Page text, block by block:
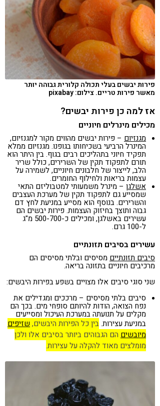
פירות יבשים בעלי תכולה קלורית גבוהה יותר
מאשר פירות טריים. צילום: pixabay
אז למה כן פירות יבשים?
מכילים מינרלים חיוניים
מגנזיום – פירות יבשים מהווים מקור למגנזיום,
המינרל הרביעי בשכיחותו בגופנו. מגנזיום ממלא
תפקיד חיוני בתהליכים רבים בגוף. בין היתר הוא
תורם לתפקוד תקין של השרירים, כולל שריר
הלב, לייצור של חלבונים חיוניים, לשמירה על
עצמות בריאות ולחילוף החומרים.
אשלגן – מינרל משמעותי למטבוליזם התאי
שמסייע גם לתפקוד תקין של מערכת העצבים
והשרירים. בנוסף הוא מסייע במניעת לחץ דם
גבוה ותוצך בחיזוק העצמות. פירות יבשים הם
עשירים באשלגן, ומכילים כ-500-700 מ"ג
ל-100 גרם.
עשירים בסיבים תזונתיים
סיבים תזונתיים מסיסים ובלתי מסיסים הם
מרכיבים חיוניים בתזונה בריאה.
שני סוגי סיבים אלו מצויים בשפע בפירות היבשים:
סיבים בלתי מסיסים – מרככים ומגדילים את
נפח הצואה, הודות להיותם סופחי מים. בכך הם
מקלים על תנועתה במערכת העיכול ומסייעים
במניעת עצירות.בין כל הפירות היבשים, שזיפים
מיובשים הם הגבוהים ביותר בסיבים אלו ולכן
מומלצים מאוד להקלה על עצירות.